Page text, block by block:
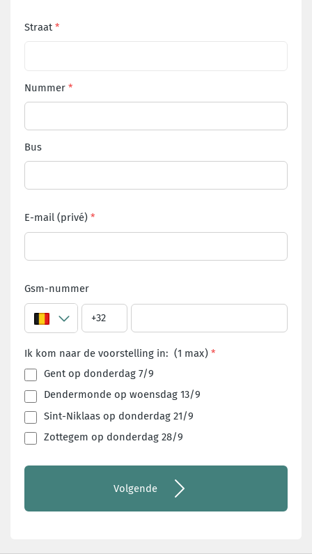
Straat
Nummer
Bus
E-mail (privé)
Gsm-nummer
Ik kom naar de voorstelling in: (1 max)
Gent op donderdag 7/9
Dendermonde op woensdag 13/9
Sint-Niklaas op donderdag 21/9
Zottegem op donderdag 28/9
Volgende